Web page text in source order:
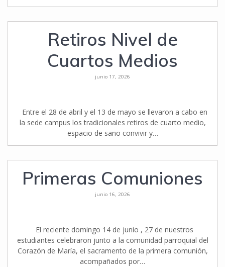
Retiros Nivel de
Cuartos Medios
junio 17, 2026
Entre el 28 de abril y el 13 de mayo se llevaron a cabo en
la sede campus los tradicionales retiros de cuarto medio,
espacio de sano convivir y…
Primeras Comuniones
junio 16, 2026
El reciente domingo 14 de junio , 27 de nuestros
estudiantes celebraron junto a la comunidad parroquial del
Corazón de María, el sacramento de la primera comunión,
acompañados por…